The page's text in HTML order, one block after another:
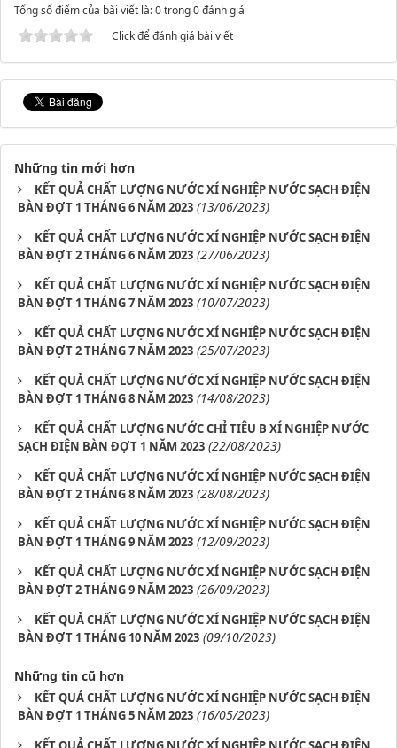
Tổng số điểm của bài viết là: 0 trong 0 đánh giá
Click để đánh giá bài viết
Những tin mới hơn
KẾT QUẢ CHẤT LƯỢNG NƯỚC XÍ NGHIỆP NƯỚC SẠCH ĐIỆN
BÀN ĐỢT 1 THÁNG 6 NĂM 2023 (13/06/2023)
KẾT QUẢ CHẤT LƯỢNG NƯỚC XÍ NGHIỆP NƯỚC SẠCH ĐIỆN
BÀN ĐỢT 2 THÁNG 6 NĂM 2023 (27/06/2023)
KẾT QUẢ CHẤT LƯỢNG NƯỚC XÍ NGHIỆP NƯỚC SẠCH ĐIỆN
BÀN ĐỢT 1 THÁNG 7 NĂM 2023 (10/07/2023)
KẾT QUẢ CHẤT LƯỢNG NƯỚC XÍ NGHIỆP NƯỚC SẠCH ĐIỆN
BÀN ĐỢT 2 THÁNG 7 NĂM 2023 (25/07/2023)
KẾT QUẢ CHẤT LƯỢNG NƯỚC XÍ NGHIỆP NƯỚC SẠCH ĐIỆN
BÀN ĐỢT 1 THÁNG 8 NĂM 2023 (14/08/2023)
KẾT QUẢ CHẤT LƯỢNG NƯỚC CHỈ TIÊU B XÍ NGHIỆP NƯỚC
SẠCH ĐIỆN BÀN ĐỢT 1 NĂM 2023 (22/08/2023)
KẾT QUẢ CHẤT LƯỢNG NƯỚC XÍ NGHIỆP NƯỚC SẠCH ĐIỆN
BÀN ĐỢT 2 THÁNG 8 NĂM 2023 (28/08/2023)
KẾT QUẢ CHẤT LƯỢNG NƯỚC XÍ NGHIỆP NƯỚC SẠCH ĐIỆN
BÀN ĐỢT 1 THÁNG 9 NĂM 2023 (12/09/2023)
KẾT QUẢ CHẤT LƯỢNG NƯỚC XÍ NGHIỆP NƯỚC SẠCH ĐIỆN
BÀN ĐỢT 2 THÁNG 9 NĂM 2023 (26/09/2023)
KẾT QUẢ CHẤT LƯỢNG NƯỚC XÍ NGHIỆP NƯỚC SẠCH ĐIỆN
BÀN ĐỢT 1 THÁNG 10 NĂM 2023 (09/10/2023)
Những tin cũ hơn
KẾT QUẢ CHẤT LƯỢNG NƯỚC XÍ NGHIỆP NƯỚC SẠCH ĐIỆN
BÀN ĐỢT 1 THÁNG 5 NĂM 2023 (16/05/2023)